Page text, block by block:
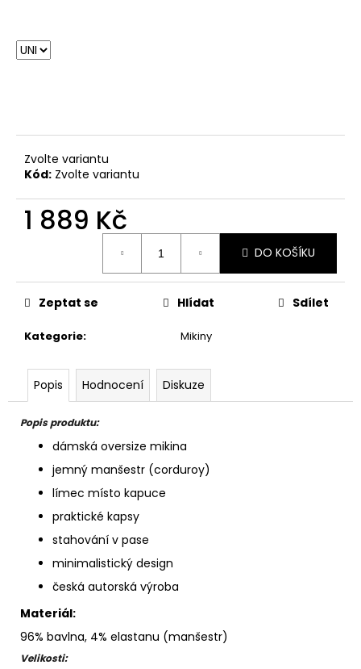
Zvolte variantu
Kód: Zvolte variantu
1 889 Kč
DO KOŠÍKU
Kategorie: Mikiny
Zeptat se Hlídat Sdílet
Popis Hodnocení Diskuze
Popis produktu:
dámská oversize mikina
jemný manšestr (corduroy)
límec místo kapuce
praktické kapsy
stahování v pase
minimalistický design
česká autorská výroba
Materiál:
96% bavlna, 4% elastanu (manšestr)
Velikosti: